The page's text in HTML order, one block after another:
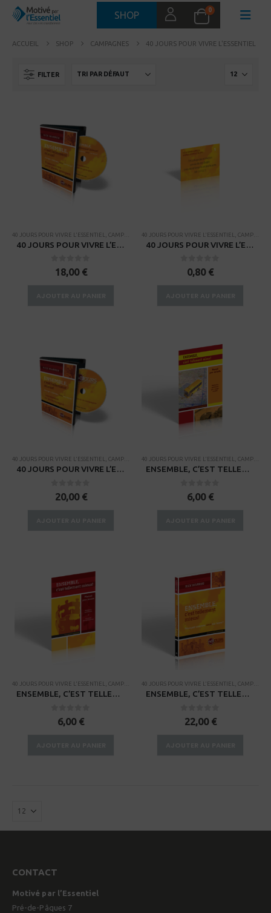
SHOP 0
ACCUEIL SHOP CAMPAGNES 40 JOURS POUR VIVRE L'ESSENTIEL
FILTER
40 JOURS POUR VIVRE L'ESSENTIEL CAMPAGNES
40 JOURS POUR VIVRE L’ESSENTIEL – 6 sessions vidéos pour petits groupes
sur 5
18,00 €
40 JOURS POUR VIVRE L'ESSENTIEL CAMPAGNES
40 JOURS POUR VIVRE L’ESSENTIEL – Set de 6 versets à mémoriser
sur 5
0,80 €
40 JOURS POUR VIVRE L'ESSENTIEL, CAMPAGNES
40 JOURS POUR VIVRE L’ESSENTIEL – Vidéo du lancement
0sur 5
20,00 €
40 JOURS POUR VIVRE L'ESSENTIEL, CAMPAGNES
ENSEMBLE, C’EST TELLEMENT MIEUX – Manuel pour enfants
sur 5
6,00 €
40 JOURS POUR VIVRE L'ESSENTIEL CAMPAGNES
ENSEMBLE, C’EST TELLEMENT MIEUX Manuel pour jeunes
sur 5
6,00 €
40 JOURS POUR VIVRE L'ESSENTIEL CAMPAGNES
ENSEMBLE, C’EST TELLEMENT MIEUX. Pourquoi sommes-nous sur terre – 40 jours pour vivre l’essentiel
0sur 5
22,00 €
CONTACT
Motivé par l’Essentiel
Pré-de-Pâques 7